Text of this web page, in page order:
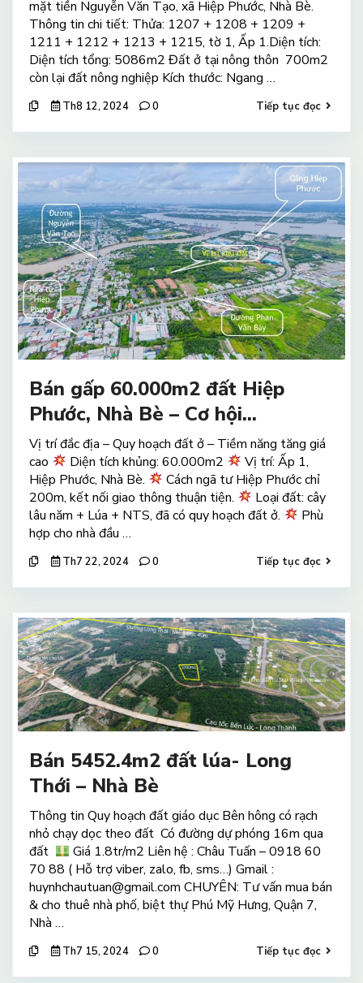
mặt tiền Nguyễn Văn Tạo, xã Hiệp Phước, Nhà Bè.
Thông tin chi tiết: Thửa: 1207 + 1208 + 1209 +
1211 + 1212 + 1213 + 1215, tờ 1, Ấp 1.Diện tích:
Diện tích tổng: 5086m2 Đất ở tại nông thôn 700m2
còn lại đất nông nghiệp Kích thước: Ngang …
Th8 12, 2024 0 Tiếp tục đọc
Bán gấp 60.000m2 đất Hiệp
Phước, Nhà Bè – Cơ hội...
Vị trí đắc địa – Quy hoạch đất ở – Tiềm năng tăng giá
cao
Diện tích khủng: 60.000m2
Vị trí: Ấp 1,
Hiệp Phước, Nhà Bè.
Cách ngã tư Hiệp Phước chỉ
200m, kết nối giao thông thuận tiện.
Loại đất: cây
lâu năm + Lúa + NTS, đã có quy hoạch đất ở.
Phù
hợp cho nhà đầu …
Th7 22, 2024 0 Tiếp tục đọc
Bán 5452.4m2 đất lúa- Long
Thới – Nhà Bè
Thông tin Quy hoạch đất giáo dục Bên hông có rạch
nhỏ chạy dọc theo đất Có đường dự phóng 16m qua
đất
Giá 1.8tr/m2 Liên hệ : Châu Tuấn – 0918 60
70 88 ( Hỗ trợ viber, zalo, fb, sms…) Gmail :
huynhchautuan@gmail.com CHUYÊN: Tư vấn mua bán
& cho thuê nhà phố, biệt thự Phú Mỹ Hưng, Quận 7,
Nhà …
Th7 15, 2024 0 Tiếp tục đọc